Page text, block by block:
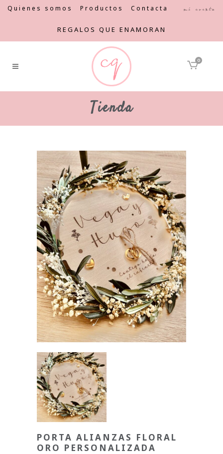
Quienes somos Productos Contacta Mi cuenta
REGALOS QUE ENAMORAN
0
Tienda
PORTA ALIANZAS FLORAL
ORO PERSONALIZADA